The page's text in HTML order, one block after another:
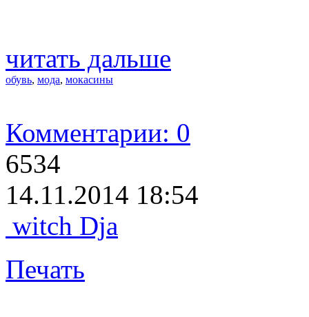
читать дальше
обувь, мода, мокасины
Комментарии: 0
6534
14.11.2014 18:54
witch Dja
Печать